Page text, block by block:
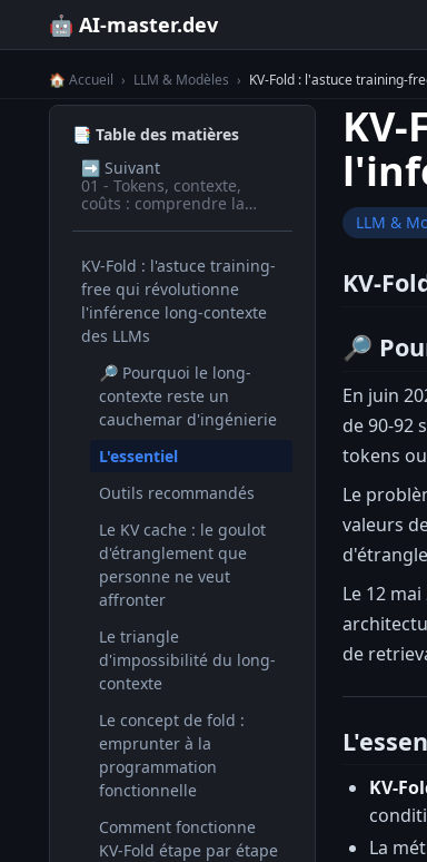
🤖 AI-master.dev
🏠 Accueil › LLM & Modèles › KV-Fold : l'astuce training-
📑 Table des matières
➡️ Suivant
01 - Tokens, contexte,
coûts : comprendre la
KV-Fold : l'astuce training-
free qui révolutionne
l'inférence long-contexte
des LLMs
🔎 Pourquoi le long-
contexte reste un
cauchemar d'ingénierie
L'essentiel
Outils recommandés
Le KV cache : le goulot
d'étranglement que
personne ne veut
affronter
Le triangle
d'impossibilité du long-
contexte
Le concept de fold :
emprunter à la
programmation
fonctionnelle
Comment fonctionne
KV-Fold étape par étape
LLM &
KV-
🔎
En juin
de 90-92
tokens
Le
valeurs
Le 12
de
KV-
La